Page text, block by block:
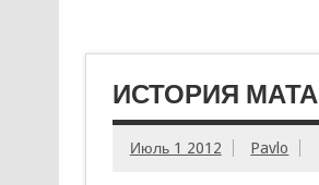
ИСТОРИЯ МАТА
Июль 1 2012 Pavlo